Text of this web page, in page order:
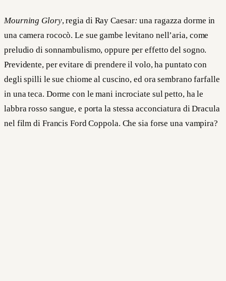
Mourning Glory, regia di Ray Caesar: una ragazza dorme in
una camera rococò. Le sue gambe levitano nell’aria, come
preludio di sonnambulismo, oppure per effetto del sogno.
Previdente, per evitare di prendere il volo, ha puntato con
degli spilli le sue chiome al cuscino, ed ora sembrano farfalle
in una teca. Dorme con le mani incrociate sul petto, ha le
labbra rosso sangue, e porta la stessa acconciatura di Dracula
nel film di Francis Ford Coppola. Che sia forse una vampira?